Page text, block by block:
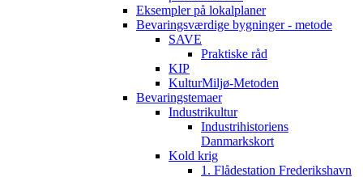
Eksempler på lokalplaner
Bevaringsværdige bygninger - metode
SAVE
Praktiske råd
KIP
KulturMiljø-Metoden
Bevaringstemaer
Industrikultur
Industrihistoriens
Danmarkskort
Kold krig
1. Flådestation Frederikshavn